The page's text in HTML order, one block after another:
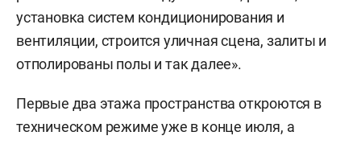
установка систем кондиционирования и
вентиляции, строится уличная сцена, залиты и
отполированы полы и так далее».
Первые два этажа пространства откроются в
техническом режиме уже в конце июля, а